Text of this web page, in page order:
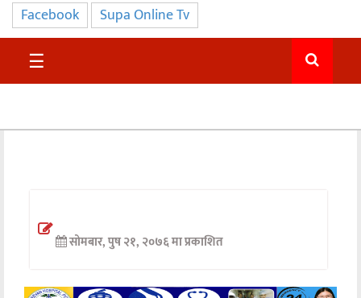
प्रमुख
समाचार
सुदुर
अन्तर्वार्ता
खेलकुद
Facebook Supa Online Tv
☰
सोमबार, पुष २१, २०७६ मा प्रकाशित